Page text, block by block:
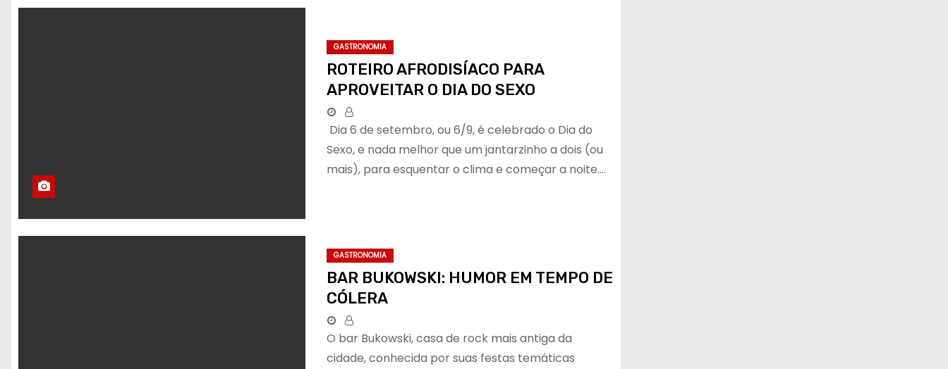
GASTRONOMIA
ROTEIRO AFRODISÍACO PARA
APROVEITAR O DIA DO SEXO
Dia 6 de setembro, ou 6/9, é celebrado o Dia do
Sexo, e nada melhor que um jantarzinho a dois (ou
mais), para esquentar o clima e começar a noite.…
GASTRONOMIA
BAR BUKOWSKI: HUMOR EM TEMPO DE
CÓLERA
O bar Bukowski, casa de rock mais antiga da
cidade, conhecida por suas festas temáticas